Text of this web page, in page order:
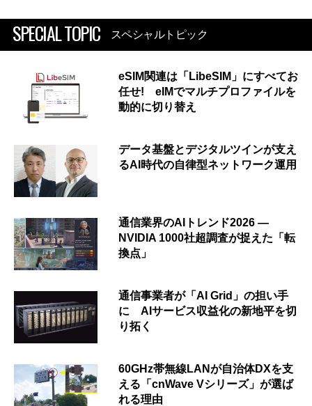
SPECIAL TOPIC スペシャルトピック
eSIM関連は「LibeSIM」にすべてお
任せ! eIMでマルチプロファイルを
動的に切り替え
データ基盤とデジタルツインが支え
るAI時代の自律型ネットワーク運用
通信業界のAIトレンド2026 ―
NVIDIA 1000社超調査が捉えた「転
換点」
通信事業者が「AI Grid」の担い手
に AIサービス収益化の新地平を切
り拓く
60GHz帯無線LANが自治体DXを支
える「cnWave Vシリーズ」が選ば
れる理由